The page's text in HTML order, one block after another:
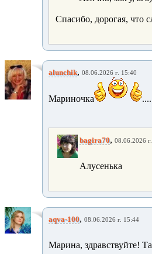
Спасибо, дорогая, что
alunchik, 08.06.2026 г. 15:40
Мариночка
bagira70, 08.06.2026
Алусенька
aqva-100, 08.06.2026 г. 15:44
Марина, здравствуйте!